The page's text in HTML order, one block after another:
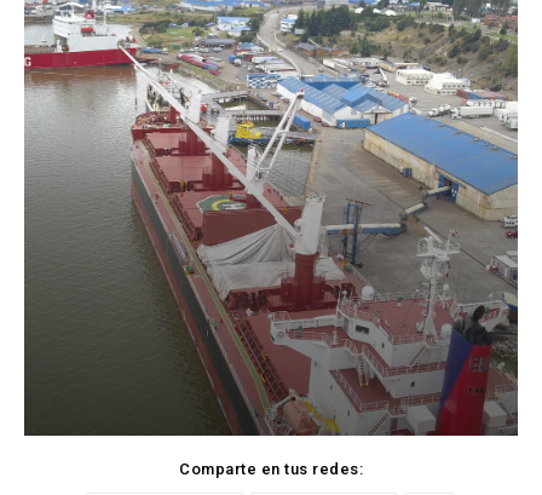
Comparte en tus redes: